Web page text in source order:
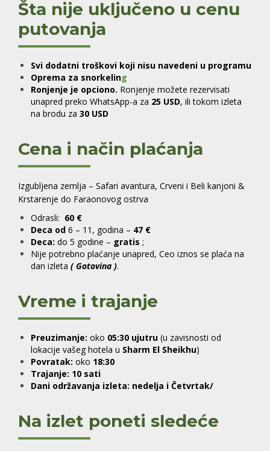
Šta nije uključeno u cenu
putovanja
Svi dodatni troškovi koji nisu navedeni u programu
Oprema za snorkeling
Ronjenje je opciono. Ronjenje možete rezervisati
unapred preko WhatsApp-a za 25 USD, ili tokom izleta
na brodu za 30 USD
Cena i način plaćanja
Izgubljena zemlja – Safari avantura, Crveni i Beli kanjoni &
Krstarenje do Faraonovog ostrva
Odrasli: 60 €
Deca od 6 – 11, godina – 47 €
Deca: do 5 godine – gratis ;
Nije potrebno plaćanje unapred, Ceo iznos se plaća na
dan izleta ( Gotovina ).
Vreme i trajanje
Preuzimanje: oko 05:30 ujutru (u zavisnosti od
lokacije vašeg hotela u Sharm El Sheikhu)
Povratak: oko 18:30
Trajanje: 10 sati
Dani održavanja izleta: nedelja i Četvrtak/
Na izlet poneti sledeće